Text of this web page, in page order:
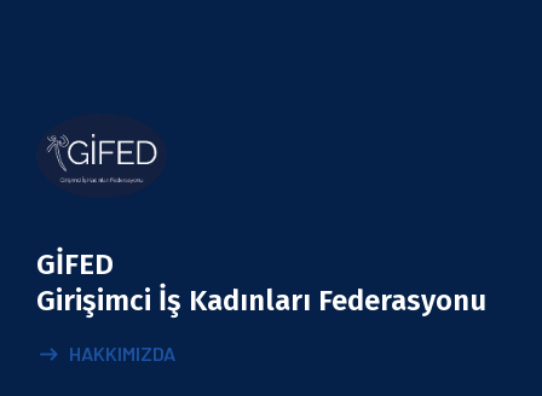
GİFED
Girişimci İş Kadınları Federasyonu
HAKKIMIZDA